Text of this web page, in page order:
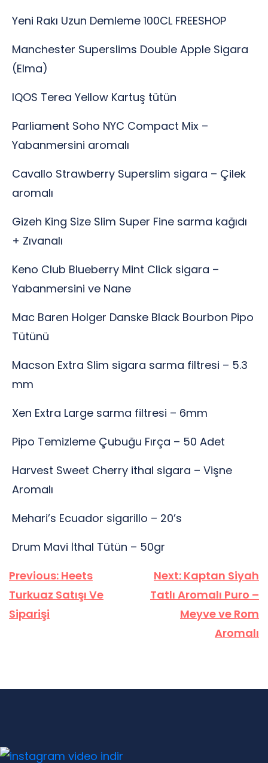
Yeni Rakı Uzun Demleme 100CL FREESHOP
Manchester Superslims Double Apple Sigara
(Elma)
IQOS Terea Yellow Kartuş tütün
Parliament Soho NYC Compact Mix –
Yabanmersini aromalı
Cavallo Strawberry Superslim sigara – Çilek
aromalı
Gizeh King Size Slim Super Fine sarma kağıdı
+ Zıvanalı
Keno Club Blueberry Mint Click sigara –
Yabanmersini ve Nane
Mac Baren Holger Danske Black Bourbon Pipo
Tütünü
Macson Extra Slim sigara sarma filtresi – 5.3
mm
Xen Extra Large sarma filtresi – 6mm
Pipo Temizleme Çubuğu Fırça – 50 Adet
Harvest Sweet Cherry ithal sigara – Vişne
Aromalı
Mehari’s Ecuador sigarillo – 20’s
Drum Mavi İthal Tütün – 50gr
Yazı
gezinmesi
Previous: Heets
Turkuaz Satışı Ve
Siparişi
Next: Kaptan Siyah
Tatlı Aromalı Puro –
Meyve ve Rom
Aromalı